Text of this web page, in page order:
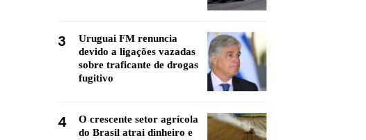
3
Uruguai FM renuncia
devido a ligações vazadas
sobre traficante de drogas
fugitivo
4
O crescente setor agrícola
do Brasil atrai dinheiro e